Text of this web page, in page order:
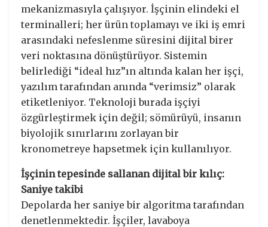
mekanizmasıyla çalışıyor. İşçinin elindeki el
terminalleri; her ürün toplamayı ve iki iş emri
arasındaki nefeslenme süresini dijital birer
veri noktasına dönüştürüyor. Sistemin
belirlediği “ideal hız”ın altında kalan her işçi,
yazılım tarafından anında “verimsiz” olarak
etiketleniyor. Teknoloji burada işçiyi
özgürleştirmek için değil; sömürüyü, insanın
biyolojik sınırlarını zorlayan bir
kronometreye hapsetmek için kullanılıyor.
İşçinin tepesinde sallanan dijital bir kılıç:
Saniye takibi
​Depolarda her saniye bir algoritma tarafından
denetlenmektedir. İşçiler, lavaboya